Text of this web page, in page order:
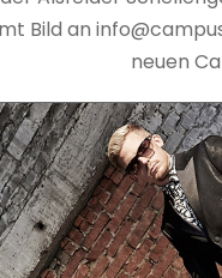
Bild an
neuen